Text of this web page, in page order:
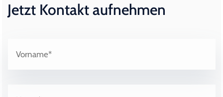
Jetzt Kontakt aufnehmen